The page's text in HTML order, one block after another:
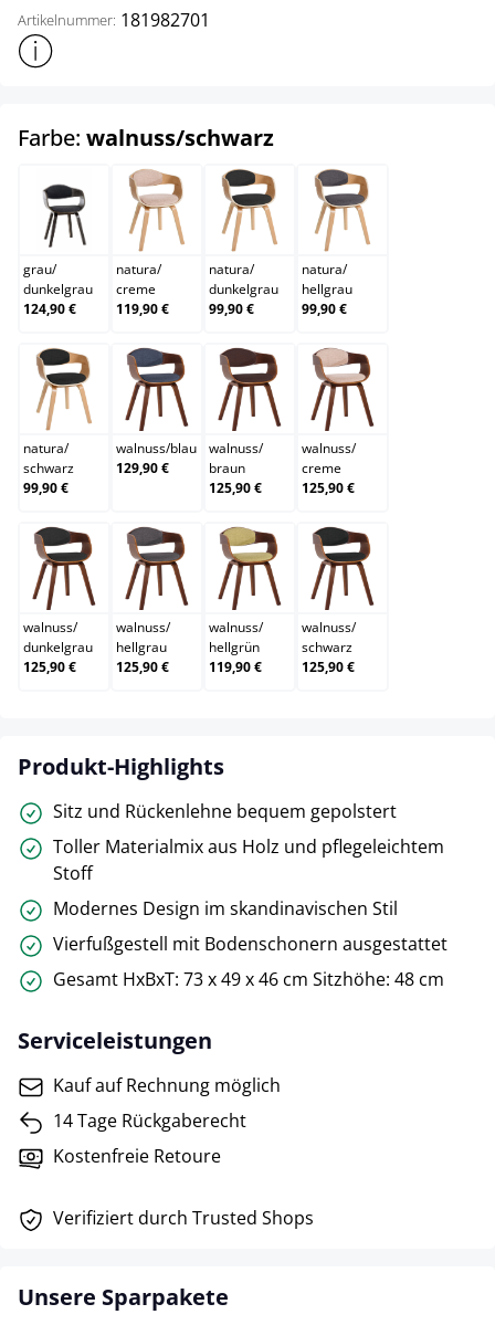
Artikelnummer: 181982701
Weitere Produktinformationen anzeigen
Farbe: walnuss/schwarzauswählen
grau/dunkelgrau
grau/
dunkelgrau
124,90 €
natura/creme
natura/
creme
119,90 €
natura/dunkelgrau
natura/
dunkelgrau
99,90 €
natura/hellgrau
natura/
hellgrau
99,90 €
natura/schwarz
natura/
schwarz
99,90 €
walnuss/blau
walnuss/blau
129,90 €
walnuss/braun
walnuss/
braun
125,90 €
walnuss/creme
walnuss/
creme
125,90 €
walnuss/dunkelgrau
walnuss/
dunkelgrau
125,90 €
walnuss/hellgrau
walnuss/
hellgrau
125,90 €
walnuss/hellgrün
walnuss/
hellgrün
119,90 €
walnuss/schwarz
walnuss/
schwarz
125,90 €
Produkt-Highlights
Sitz und Rückenlehne bequem gepolstert
Toller Materialmix aus Holz und pflegeleichtem
Stoff
Modernes Design im skandinavischen Stil
Vierfußgestell mit Bodenschonern ausgestattet
Gesamt HxBxT: 73 x 49 x 46 cm Sitzhöhe: 48 cm
Serviceleistungen
Kauf auf Rechnung möglich
14 Tage Rückgaberecht
Kostenfreie Retoure
Verifiziert durch Trusted Shops
Unsere Sparpakete